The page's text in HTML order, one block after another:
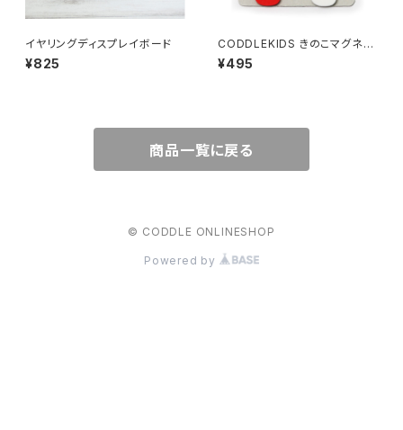
イヤリングディスプレイボード
¥825
CODDLEKIDS きのこマグネッ
ト
¥495
商品一覧に戻る
© CODDLE ONLINESHOP
Powered by